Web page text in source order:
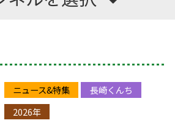
ニュース&特集
長崎くんち
2026年